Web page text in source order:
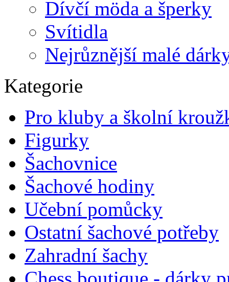
Dívčí möda a šperky
Svítidla
Nejrůznější malé
Kategorie
Pro kluby a školní
Figurky
Šachovnice
Šachové hodiny
Učební pomůcky
Ostatní šachové potřeby
Zahradní šachy